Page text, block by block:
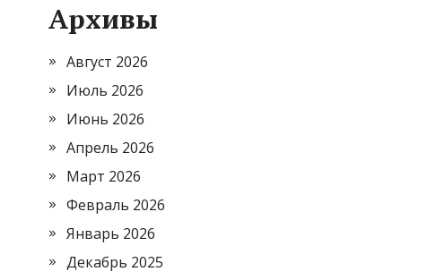
Архивы
Август 2026
Июль 2026
Июнь 2026
Апрель 2026
Март 2026
Февраль 2026
Январь 2026
Декабрь 2025